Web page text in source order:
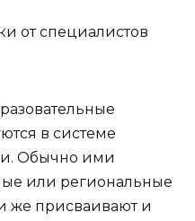
от специалистов
в системе
Обычно ими
или региональные
же присваивают и